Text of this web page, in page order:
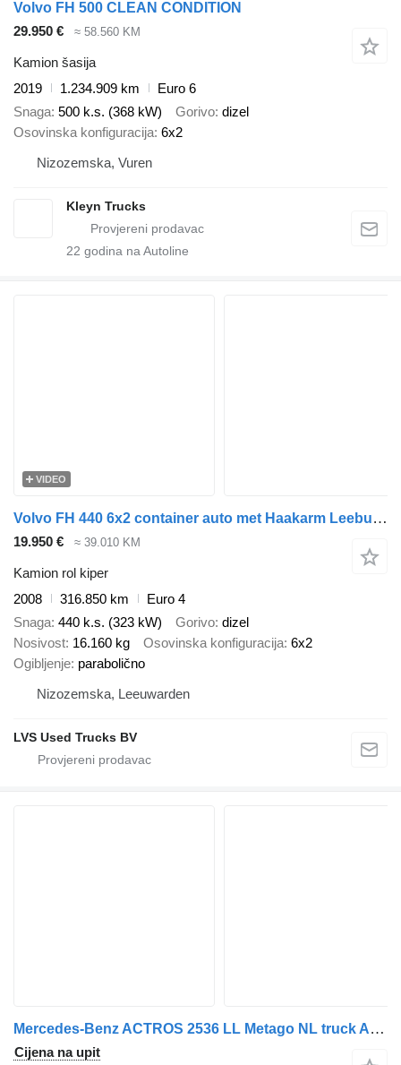
Volvo FH 500 CLEAN CONDITION
29.950 €
≈ 58.560 KM
Kamion šasija
2019
1.234.909 km
Euro 6
Snaga 500 k.s. (368 kW) Gorivo dizel
Osovinska konfiguracija 6x2
Nizozemska, Vuren
Kleyn Trucks
22 godina na Autoline
VIDEO
Volvo FH 440 6x2 container auto met Haakarm Leebur hooklift 25 T
19.950 € ≈ 39.010 KM
Kamion rol kiper
2008
316.850 km
Euro 4
Snaga 440 k.s. (323 kW) Gorivo dizel
Nosivost 16.160 kg Osovinska konfiguracija 6x2
Ogibljenje parabolično
Nizozemska, Leeuwarden
LVS Used Trucks BV
Mercedes-Benz ACTROS 2536 LL Metago NL truck ACTROS 2536 LL Metago NL truck
Cijena na upit